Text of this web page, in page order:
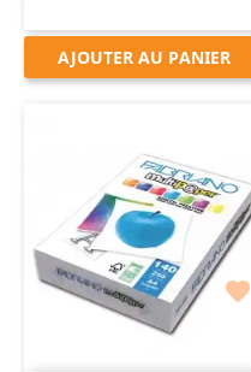
AJOUTER AU PANIER
